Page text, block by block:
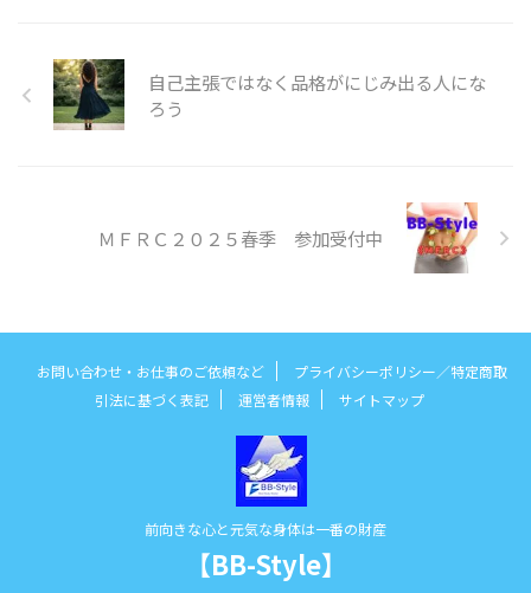
自己主張ではなく品格がにじみ出る人にな
ろう
ＭＦＲＣ２０２５春季 参加受付中
お問い合わせ・お仕事のご依頼など
プライバシーポリシー／特定商取
引法に基づく表記
運営者情報 サイトマップ
前向きな心と元気な身体は一番の財産
【BB-Style】